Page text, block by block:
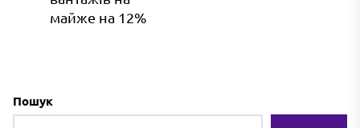
майже на 12%
Пошук